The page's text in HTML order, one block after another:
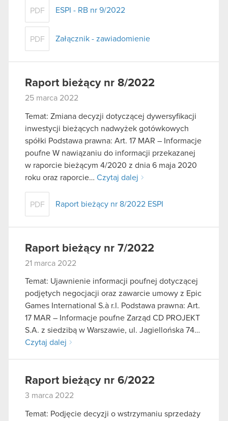
PDF ESPI - RB nr 9/2022
PDF Załącznik - zawiadomienie
Raport bieżący nr 8/2022
25 marca 2022
Temat: Zmiana decyzji dotyczącej dywersyfikacji
inwestycji bieżących nadwyżek gotówkowych
spółki Podstawa prawna: Art. 17 MAR – Informacje
poufne W nawiązaniu do informacji przekazanej
w raporcie bieżącym 4/2020 z dnia 6 maja 2020
roku oraz raporcie… Czytaj dalej
PDF Raport bieżący nr 8/2022 ESPI
Raport bieżący nr 7/2022
21 marca 2022
Temat: Ujawnienie informacji poufnej dotyczącej
podjętych negocjacji oraz zawarcie umowy z Epic
Games International S.à r.l. Podstawa prawna: Art.
17 MAR – Informacje poufne Zarząd CD PROJEKT
S.A. z siedzibą w Warszawie, ul. Jagiellońska 74…
Czytaj dalej
Raport bieżący nr 6/2022
3 marca 2022
Temat: Podjęcie decyzji o wstrzymaniu sprzedaży